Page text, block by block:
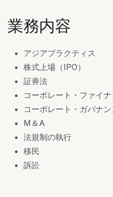
業務内容
アジアプラクティス
株式上場（IPO）
証券法
コーポレート・ファイナ
コーポレート・ガバナン
M＆A
法規制の執行
移民
訴訟